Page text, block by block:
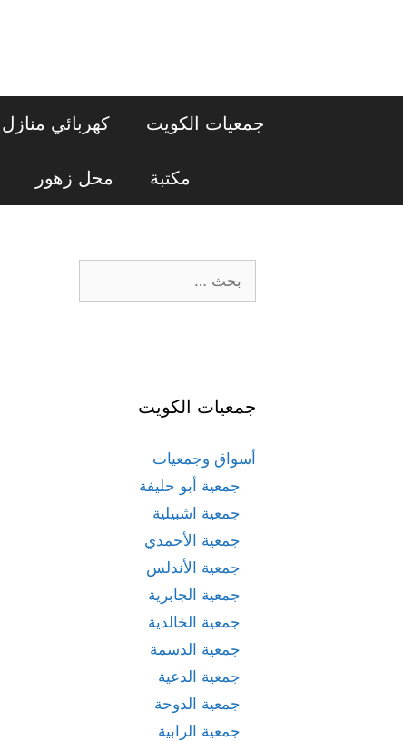
جمعيات الكويت كهربائي منازل
مكتبة محل زهور
عن:
جمعيات الكويت
أسواق وجمعيات
جمعية أبو حليفة
جمعية اشبيلية
جمعية الأحمدي
جمعية الأندلس
جمعية الجابرية
جمعية الخالدية
جمعية الدسمة
جمعية الدعية
جمعية الدوحة
جمعية الرابية